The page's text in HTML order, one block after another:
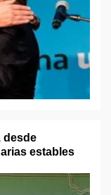
desde
estables